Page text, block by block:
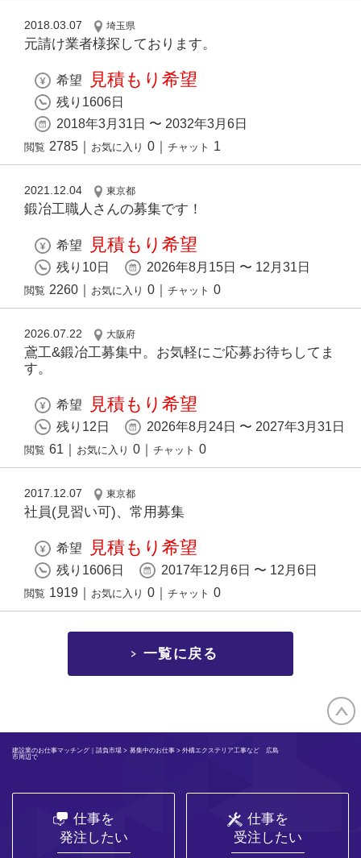
2018.03.07 埼玉県
元請け業者様探しております。
希望 見積もり希望
残り1606日
2018年3月31日 〜 2032年3月6日
閲覧 2785 お気に入り 0 チャット 1
2021.12.04 東京都
鍛冶工職人さんの募集です！
希望 見積もり希望
残り10日 2026年8月15日 〜 12月31日
閲覧 2260 お気に入り 0 チャット 0
2026.07.22 大阪府
鳶工&鍛冶工募集中。お気軽にご応募お待ちしてま
す。
希望 見積もり希望
残り12日 2026年8月24日 〜 2027年3月31日
閲覧 61 お気に入り 0 チャット 0
2017.12.07 東京都
社員(見習い可)、常用募集
希望 見積もり希望
残り1606日 2017年12月6日 〜 12月6日
閲覧 1919 お気に入り 0 チャット 0
一覧に戻る
建設業のお仕事マッチング｜請負市場 > 募集中のお仕事> 外構エクステリア工事など 広島
市周辺で
仕事を
発注したい
仕事を
受注したい